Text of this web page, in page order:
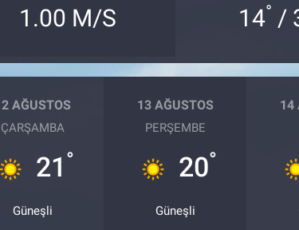
1.00 M/S 14° /
AĞUSTOS
ÇARŞAMBA
21 °
Güneşli
13 AĞUSTOS
PERŞEMBE
20°
Güneşli
14